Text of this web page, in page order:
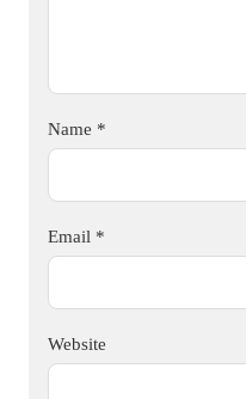
Name *
Email *
Website